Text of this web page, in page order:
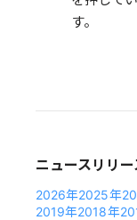
す。
ニュースリリ
2026年2025年
2019年2018年